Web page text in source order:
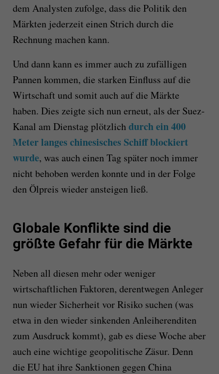
dem Analysten zufolge, dass die Politik den
Märkten jederzeit einen Strich durch die
Rechnung machen kann.
Und dann kann es immer auch zu zufälligen
Pannen kommen, die starken Einfluss auf die
Wirtschaft und somit auch auf die Märkte
haben. Dies zeigte sich nun erneut, als der Suez-
Kanal am Dienstag plötzlichdurch ein 400
Meter langes chinesisches Schiff blockiert
wurde, was auch einen Tag später noch immer
nicht behoben werden konnte und in der Folge
den Ölpreis wieder ansteigen ließ.
Globale Konflikte sind die
größte Gefahr für die Märkte
Neben all diesen mehr oder weniger
wirtschaftlichen Faktoren, derentwegen Anleger
nun wieder Sicherheit vor Risiko suchen (was
etwa in den wieder sinkenden Anleiherenditen
zum Ausdruck kommt), gab es diese Woche aber
auch eine wichtige geopolitische Zäsur. Denn
die EU hat ihre Sanktionen gegen China